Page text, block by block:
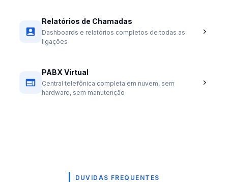
Relatórios de Chamadas
Dashboards e relatórios completos de todas as
ligações
PABX Virtual
Central telefônica completa em nuvem, sem
hardware, sem manutenção
DUVIDAS FREQUENTES